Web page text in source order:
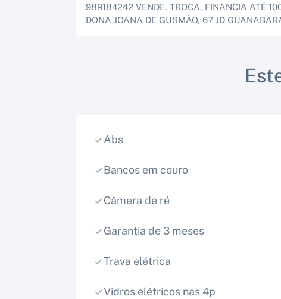
989184242 VENDE, TROCA, FINANCIA ATÉ
DONA JOANA DE GUSMÃO, 67 JD
Abs
Bancos em couro
Câmera de ré
Garantia de 3 meses
Trava elétrica
Vidros elétricos nas 4p